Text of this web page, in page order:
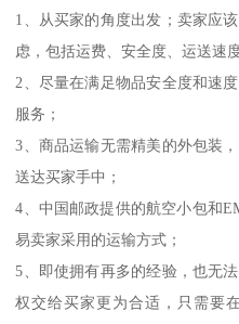
1、从买家的角度出发；卖家应
虑，包括运费、安全度、运送速
2、尽量在满足物品安全度和速
服务；
3、商品运输无需精美的外包装
送达买家手中；
4、中国邮政提供的航空小包和
易卖家采用的运输方式；
5、即使拥有再多的经验，也无
权交给买家更为合适，只需要